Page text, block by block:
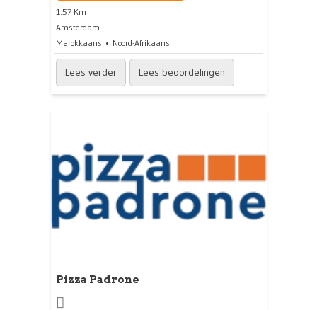
1.57 Km
Amsterdam
Marokkaans
Noord-Afrikaans
Lees verder Lees beoordelingen
Pizza Padrone